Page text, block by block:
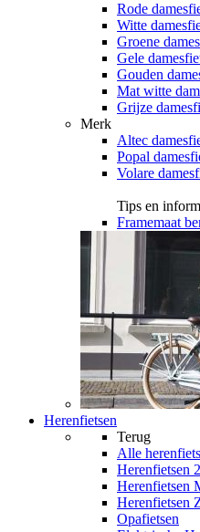
Rode
Witte
Groene
Gele
Gouden
Mat witte
Grijze
Merk
Altec
Popal
Volare
Tips en
Framemaat
Herenfietsen
Terug
Alle
Herenfietsen
Herenfietsen
Herenfietsen
Opafietsen